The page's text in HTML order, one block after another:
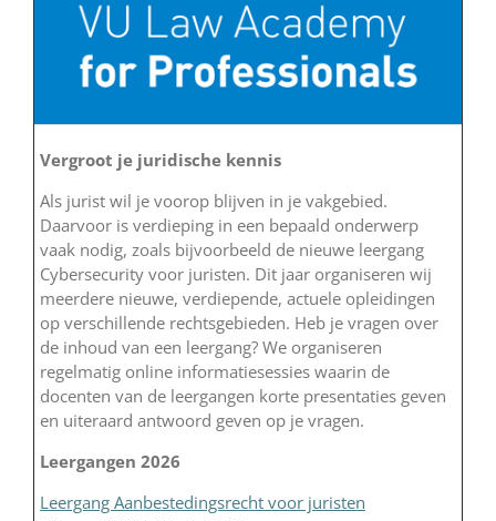
Vergroot je juridische kennis
Als jurist wil je voorop blijven in je vakgebied.
Daarvoor is verdieping in een bepaald onderwerp
vaak nodig, zoals bijvoorbeeld de nieuwe leergang
Cybersecurity voor juristen. Dit jaar organiseren wij
meerdere nieuwe, verdiepende, actuele opleidingen
op verschillende rechtsgebieden. Heb je vragen over
de inhoud van een leergang? We organiseren
regelmatig online informatiesessies waarin de
docenten van de leergangen korte presentaties geven
en uiteraard antwoord geven op je vragen.
Leergangen 2026
Leergang Aanbestedingsrecht voor juristen